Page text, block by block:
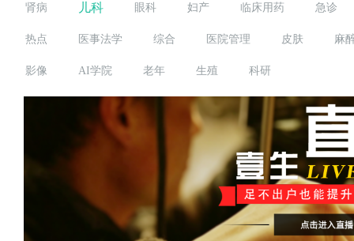
肾病 儿科 眼科 妇产 临床用药 急诊
热点 医事法学 综合 医院管理 皮肤 麻
影像 AI学院 老年 生殖 科研